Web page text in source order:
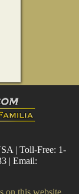
| Toll-Free: 1-
| Email:
on this website